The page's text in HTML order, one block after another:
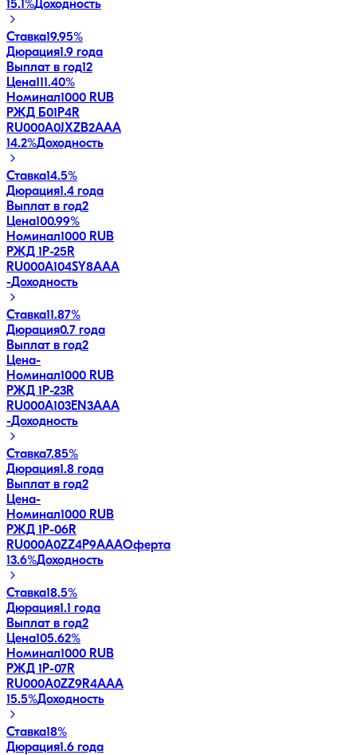
15.1%Доходность
Ставка19.95%
Дюрация1.9 года
Выплат в год12
Цена111.40%
Номинал1000 RUB
РЖД Б01P4R
RU000A0JXZB2AAA
14.2%Доходность
Ставка14.5%
Дюрация1.4 года
Выплат в год2
Цена100.99%
Номинал1000 RUB
РЖД 1Р-25R
RU000A104SY8AAA
-Доходность
Ставка11.87%
Дюрация0.7 года
Выплат в год2
Цена-
Номинал1000 RUB
РЖД 1Р-23R
RU000A103EN3AAA
-Доходность
Ставка7.85%
Дюрация1.8 года
Выплат в год2
Цена-
Номинал1000 RUB
РЖД 1Р-06R
RU000A0ZZ4P9AAAОферта
13.6%Доходность
Ставка18.5%
Дюрация1.1 года
Выплат в год2
Цена105.62%
Номинал1000 RUB
РЖД 1Р-07R
RU000A0ZZ9R4AAA
15.5%Доходность
Ставка18%
Дюрация1.6 года